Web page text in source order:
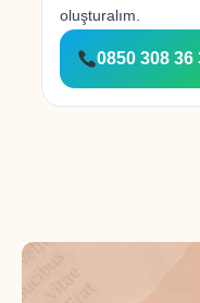
oluşturalım.
0850 308 36